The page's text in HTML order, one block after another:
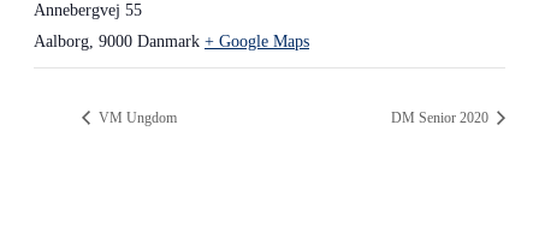
Annebergvej 55
Aalborg, 9000 Danmark + Google Maps
VM Ungdom DM Senior 2020